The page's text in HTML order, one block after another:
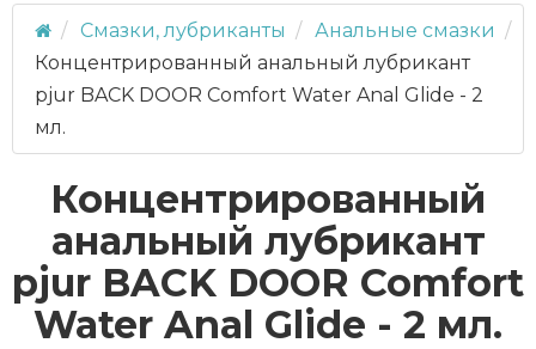
Смазки, лубриканты
Анальные смазки
Концентрированный анальный лубрикант
pjur BACK DOOR Comfort Water Anal Glide - 2
мл.
Концентрированный
анальный лубрикант
pjur BACK DOOR Comfort
Water Anal Glide - 2 мл.